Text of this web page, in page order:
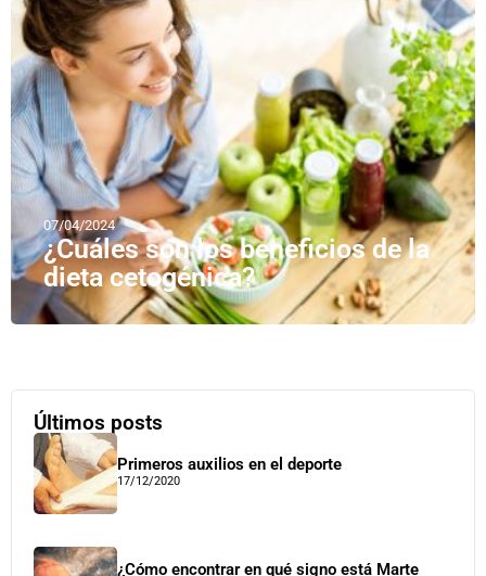
07/04/2024
¿Cuáles son los beneficios de la
dieta cetogénica?
Últimos posts
Primeros auxilios en el deporte
17/12/2020
¿Cómo encontrar en qué signo está Marte